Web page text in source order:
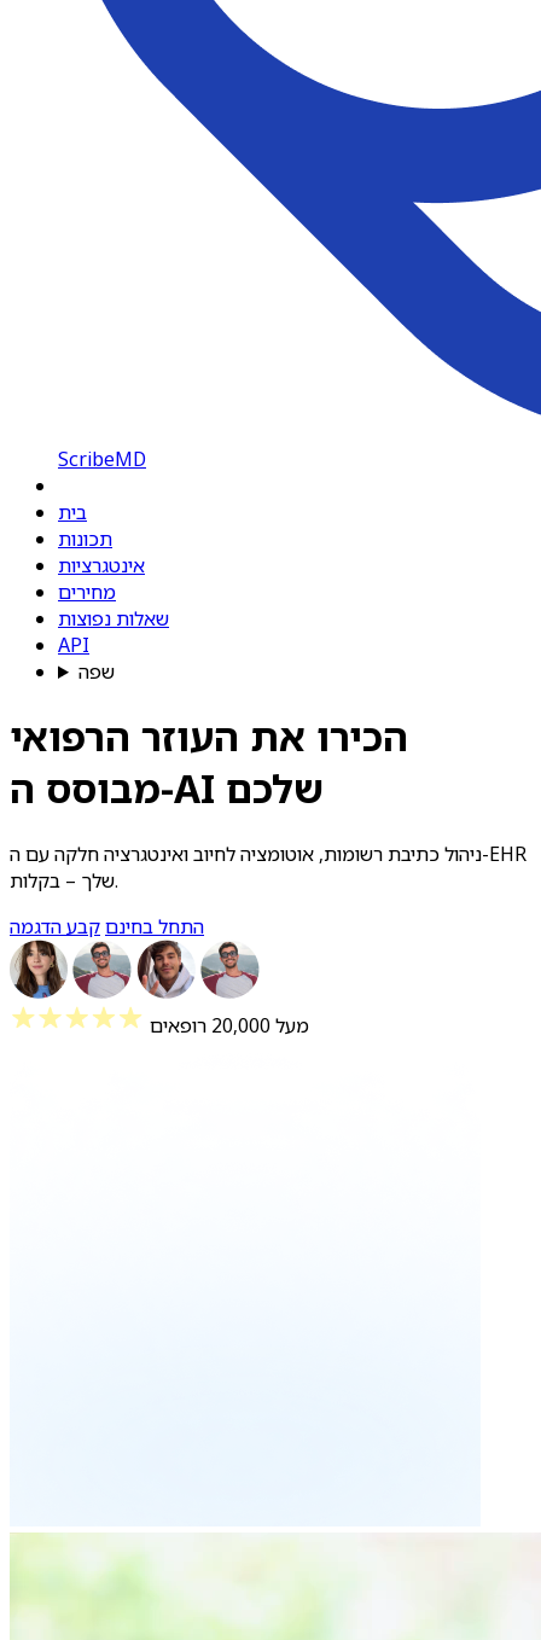
ScribeMD
בית
תכונות
אינטגרציות
מחירים
שאלות נפוצות
API
שפה
הכירו את העוזר הרפואי
מבוסס ה-AI שלכם
ניהול כתיבת רשומות, אוטומציה לחיוב ואינטגרציה חלקה עם ה-EHR
שלך – בקלות.
התחל בחינםקבע הדגמה
מעל 20,000 רופאים